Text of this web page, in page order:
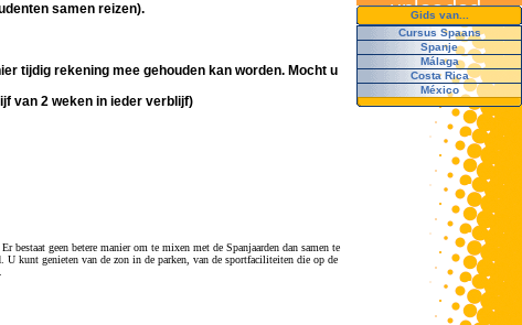
samen reizen).
tijdig rekening mee gehouden kan worden. Mocht u
van 2 weken in ieder verblijf)
bestaat geen betere manier om te mixen met de Spanjaarden dan samen te
U kunt genieten van de zon in de parken, van de sportfaciliteiten die op de
Gids van...
Cursus Spaans
Spanje
Málaga
Costa Rica
México